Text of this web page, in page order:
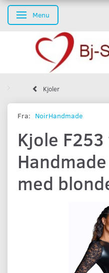
Skifte navigation
Menu
Kjoler
Fra: NoirHandmade
Kjole
med